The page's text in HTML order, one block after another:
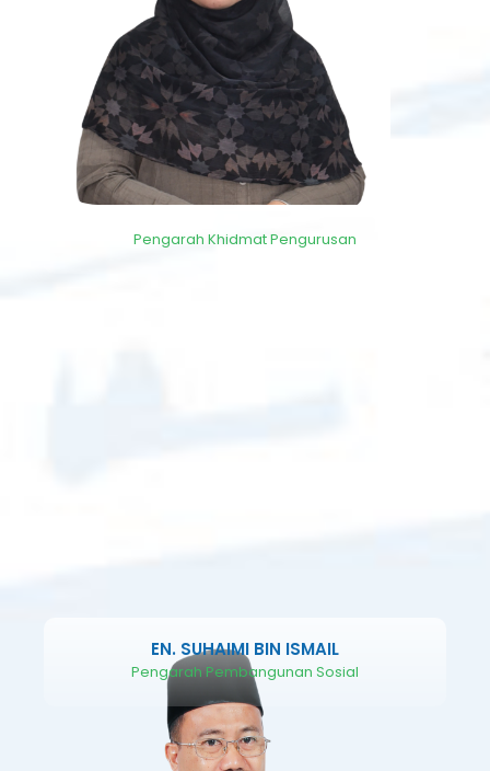
Pengarah Khidmat Pengurusan
EN. SUHAIMI BIN ISMAIL
Pengarah Pembangunan Sosial